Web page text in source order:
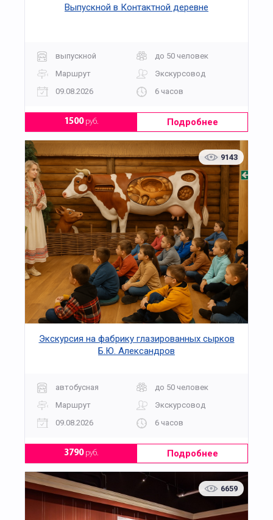
Выпускной в Контактной деревне
выпускной
до 50 человек
Маршрут
Экскурсовод
09.08.2026
6 часов
1500руб. Подробнее
9143
Экскурсия на фабрику глазированных сырков
Б.Ю. Александров
автобусная
до 50 человек
Маршрут
Экскурсовод
09.08.2026
6 часов
3790руб. Подробнее
6659